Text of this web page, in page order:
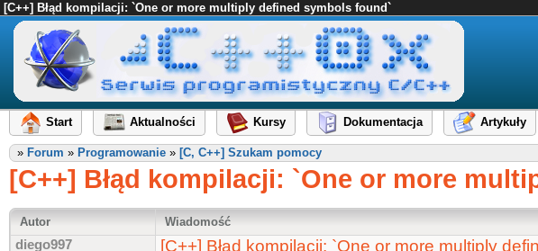
[C++] Błąd kompilacji: `One or more multiply defined symbols found`
Start Aktualności Kursy Dokumentacja Artykuły
» Forum » Programowanie » [C, C++] Szukam pomocy
[C++] Błąd kompilacji: `One or more
Autor
Wiadomość
diego997 [C++] Błąd kompilacji: `One or more multiply